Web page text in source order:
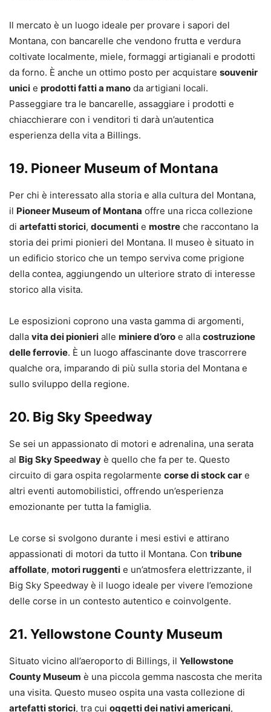
Il mercato è un luogo ideale per provare i sapori del
Montana, con bancarelle che vendono frutta e verdura
coltivate localmente, miele, formaggi artigianali e prodotti
da forno. È anche un ottimo posto per acquistare souvenir
unici e prodotti fatti a mano da artigiani locali.
Passeggiare tra le bancarelle, assaggiare i prodotti e
chiacchierare con i venditori ti darà un’autentica
esperienza della vita a Billings.
19. Pioneer Museum of Montana
Per chi è interessato alla storia e alla cultura del Montana,
il Pioneer Museum of Montana offre una ricca collezione
di artefatti storici, documenti e mostre che raccontano la
storia dei primi pionieri del Montana. Il museo è situato in
un edificio storico che un tempo serviva come prigione
della contea, aggiungendo un ulteriore strato di interesse
storico alla visita.
Le esposizioni coprono una vasta gamma di argomenti,
dalla vita dei pionieri alle miniere d’oro e alla costruzione
delle ferrovie. È un luogo affascinante dove trascorrere
qualche ora, imparando di più sulla storia del Montana e
sullo sviluppo della regione.
20. Big Sky Speedway
Se sei un appassionato di motori e adrenalina, una serata
al Big Sky Speedway è quello che fa per te. Questo
circuito di gara ospita regolarmente corse di stock car e
altri eventi automobilistici, offrendo un’esperienza
emozionante per tutta la famiglia.
Le corse si svolgono durante i mesi estivi e attirano
appassionati di motori da tutto il Montana. Con tribune
affollate, motori ruggenti e un’atmosfera elettrizzante, il
Big Sky Speedway è il luogo ideale per vivere l’emozione
delle corse in un contesto autentico e coinvolgente.
21. Yellowstone County Museum
Situato vicino all’aeroporto di Billings, il Yellowstone
County Museum è una piccola gemma nascosta che merita
una visita. Questo museo ospita una vasta collezione di
artefatti storici, tra cui oggetti dei nativi americani,